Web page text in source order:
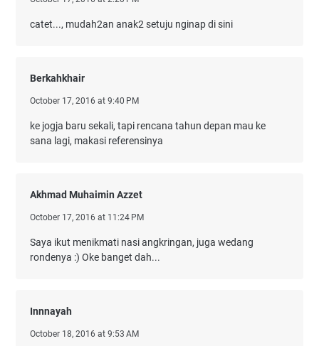
catet..., mudah2an anak2 setuju nginap di sini
Berkahkhair
October 17, 2016 at 9:40 PM
ke jogja baru sekali, tapi rencana tahun depan mau ke
sana lagi, makasi referensinya
Akhmad Muhaimin Azzet
October 17, 2016 at 11:24 PM
Saya ikut menikmati nasi angkringan, juga wedang
rondenya :) Oke banget dah...
Innnayah
October 18, 2016 at 9:53 AM